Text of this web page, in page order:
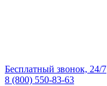
Бесплатный звонок, 24/7
8 (800) 550-83-63